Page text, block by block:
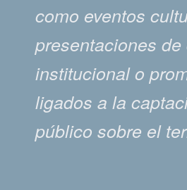
como eventos
presentaciones
institucional o
ligados a la
público sobre el